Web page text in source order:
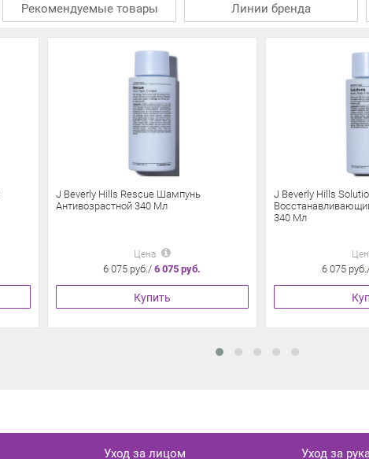
Рекомендуемые товары Линии бренда
J Beverly Hills Rescue Шампунь
Антивозрастной 340 Мл
Цена
6 075 руб./6 075 руб.
Купить
J Beverly Hills
340 Мл
6 075
Уход за лицом Уход за